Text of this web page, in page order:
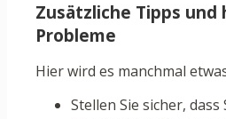
Zusätzliche Tipps und
Probleme
Hier wird es manchmal
Stellen Sie sicher, dass